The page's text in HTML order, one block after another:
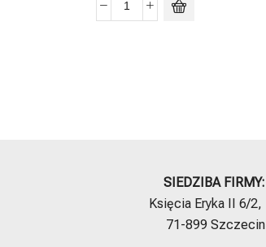
SIEDZIBA FIRMY:
Księcia Eryka II 6/2,
71-899 Szczecin